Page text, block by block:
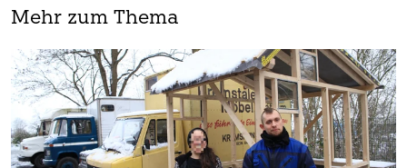
Mehr zum Thema